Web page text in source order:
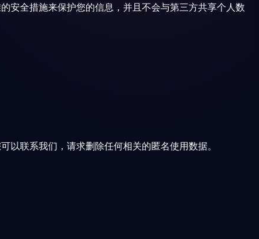
安全措施来保护您的信息，并且不会与第三方共享个人数
联系我们，请求删除任何相关的匿名使用数据。